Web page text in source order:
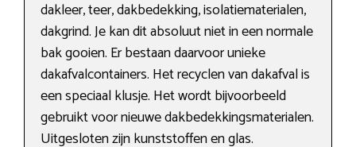
dakleer, teer, dakbedekking, isolatiematerialen,
dakgrind. Je kan dit absoluut niet in een normale
bak gooien. Er bestaan daarvoor unieke
dakafvalcontainers. Het recyclen van dakafval is
een speciaal klusje. Het wordt bijvoorbeeld
gebruikt voor nieuwe dakbedekkingsmaterialen.
Uitgesloten zijn kunststoffen en glas.